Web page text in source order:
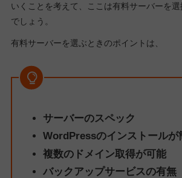
いくことを考えて、ここは有料サーバーを
でしょう。
有料サーバーを選ぶときのポイントは、
サーバーのスペック
WordPressのインストールが
複数のドメイン取得が可能
バックアップサービスの有無